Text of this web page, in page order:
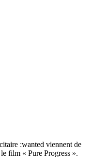
:wanted viennent de
film « Pure Progress ».